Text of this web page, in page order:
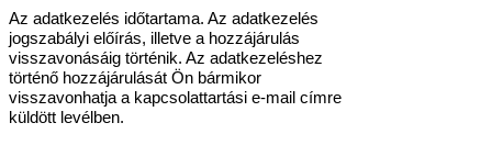
Az adatkezelés időtartama. Az adatkezelés
jogszabályi előírás, illetve a hozzájárulás
visszavonásáig történik. Az adatkezeléshez
történő hozzájárulását Ön bármikor
visszavonhatja a kapcsolattartási e-mail címre
küldött levélben.